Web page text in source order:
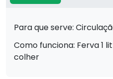
Para que serve:
Como funciona: Ferva 1
colher